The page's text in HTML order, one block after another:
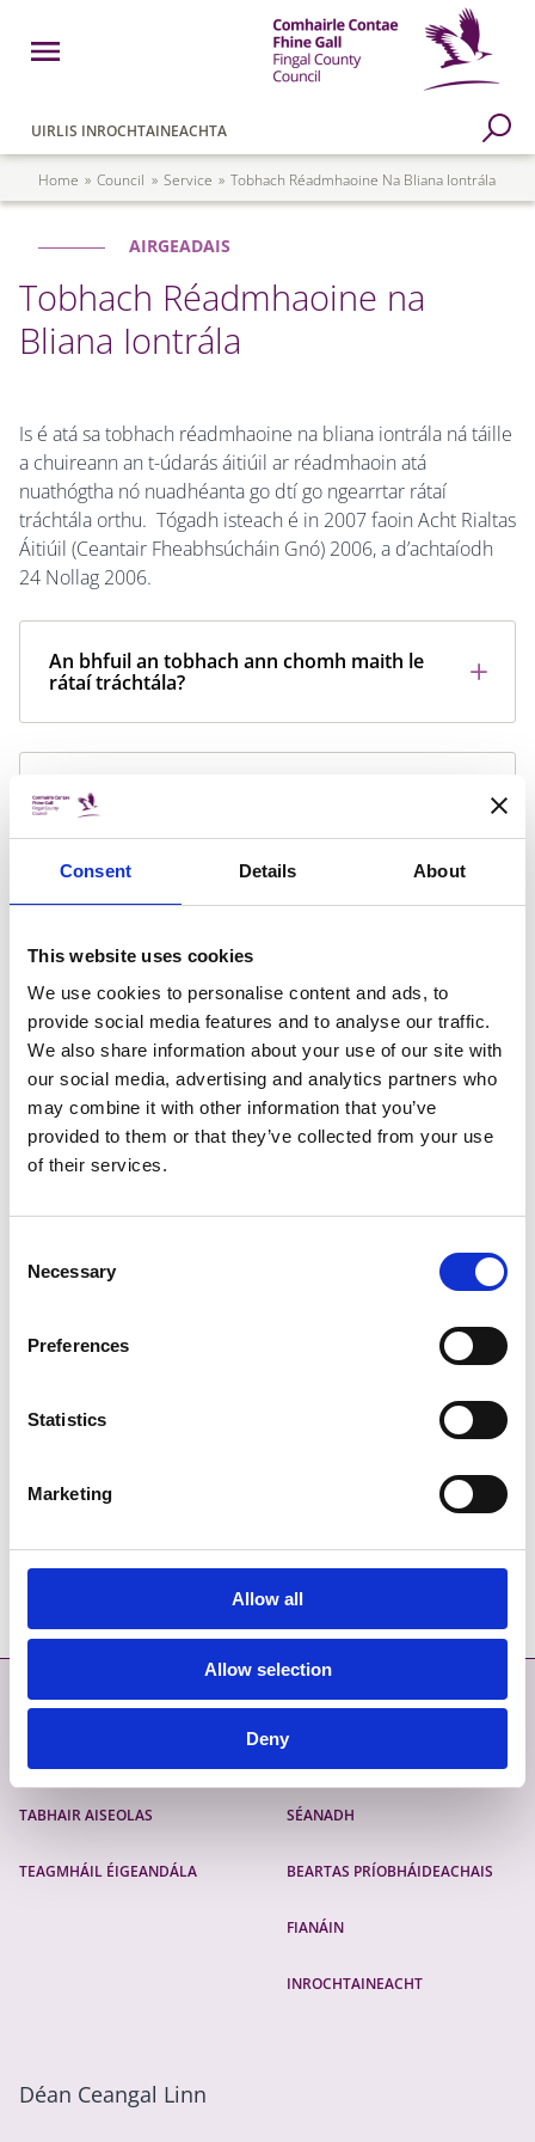
Consent Details About
This website uses cookies
We use cookies to personalise content and ads, to
provide social media features and to analyse our traffic.
We also share information about your use of our site with
our social media, advertising and analytics partners who
may combine it with other information that you’ve
provided to them or that they’ve collected from your use
of their services.
Selection
Necessary
Preferences
Statistics
Marketing
Allow all
Allow selection
Deny
Open Menu
UIRLIS INROCHTAINEACHTA Go to Search Page
Breadcrumb
Home Council Service Tobhach Réadmhaoine Na Bliana Iontrála
AIRGEADAIS
Tobhach Réadmhaoine na
Bliana Iontrála
Is é atá sa tobhach réadmhaoine na bliana iontrála ná táille
a chuireann an t-údarás áitiúil ar réadmhaoin atá
nuathógtha nó nuadhéanta go dtí go ngearrtar rátaí
tráchtála orthu. Tógadh isteach é in 2007 faoin Acht Rialtas
Áitiúil (Ceantair Fheabhsúcháin Gnó) 2006, a d’achtaíodh
24 Nollag 2006.
An bhfuil an tobhach ann chomh maith le
rátaí tráchtála?
Conas a áirítear an tobhach?
Cé atá freagrach as an tobhach?
An bhfuil an tobhach le híoc más rud é go
bhfuil an réadmhaoin fholamh?
Cén uair a bheidh an tobhach le híoc?
An ndéanfar atháireamh ar an tobhach má
dhéantar athleasaithe ar luach inrátaithe an
Déan Teagmháil
TABHAIR AISEOLAS
TEAGMHÁIL ÉIGEANDÁLA
Níos mó
SÉANADH
BEARTAS PRÍOBHÁIDEACHAIS
FIANÁIN
INROCHTAINEACHT
Déan Ceangal Linn